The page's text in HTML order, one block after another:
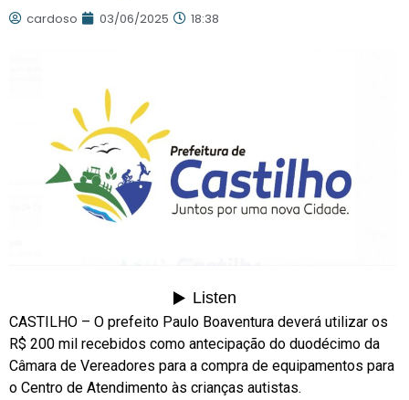
cardoso 03/06/2025 18:38
CASTILHO – O prefeito Paulo Boaventura deverá utilizar os
R$ 200 mil recebidos como antecipação do duodécimo da
Câmara de Vereadores para a compra de equipamentos para
o Centro de Atendimento às crianças autistas.